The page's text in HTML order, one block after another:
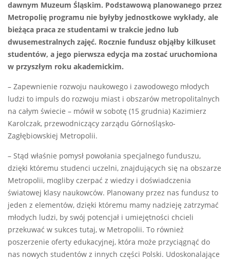
dawnym Muzeum Śląskim. Podstawową planowanego przez
Metropolię programu nie byłyby jednostkowe wykłady, ale
bieżąca praca ze studentami w trakcie jedno lub
dwusemestralnych zajęć. Rocznie fundusz objąłby kilkuset
studentów, a jego pierwsza edycja ma zostać uruchomiona
w przyszłym roku akademickim.
– Zapewnienie rozwoju naukowego i zawodowego młodych
ludzi to impuls do rozwoju miast i obszarów metropolitalnych
na całym świecie – mówił w sobotę (15 grudnia) Kazimierz
Karolczak, przewodniczący zarządu Górnośląsko-
Zagłębiowskiej Metropolii.
– Stąd właśnie pomysł powołania specjalnego funduszu,
dzięki któremu studenci uczelni, znajdujących się na obszarze
Metropolii, mogliby czerpać z wiedzy i doświadczenia
światowej klasy naukowców. Planowany przez nas fundusz to
jeden z elementów, dzięki któremu mamy nadzieję zatrzymać
młodych ludzi, by swój potencjał i umiejętności chcieli
przekuwać w sukces tutaj, w Metropolii. To również
poszerzenie oferty edukacyjnej, która może przyciągnąć do
nas nowych studentów z innych części Polski. Udoskonalające